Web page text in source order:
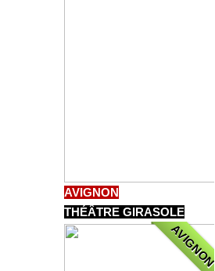
AVIGNON
THÉÂTRE GIRASOLE
AVIGNON